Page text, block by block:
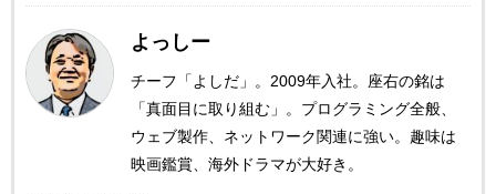
よっしー
チーフ「よしだ」。2009年入社。座右の銘は
「真面目に取り組む」。プログラミング全般、
ウェブ製作、ネットワーク関連に強い。趣味は
映画鑑賞、海外ドラマが大好き。